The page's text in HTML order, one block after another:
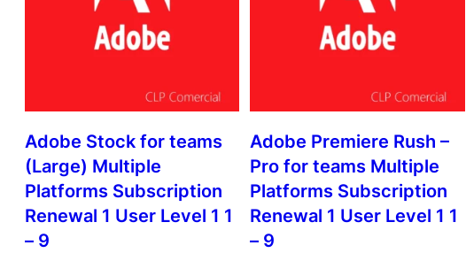
Adobe Stock for teams
(Large) Multiple
Platforms Subscription
Renewal 1 User Level 1 1
– 9
Adobe Premiere Rush –
Pro for teams Multiple
Platforms Subscription
Renewal 1 User Level 1 1
– 9